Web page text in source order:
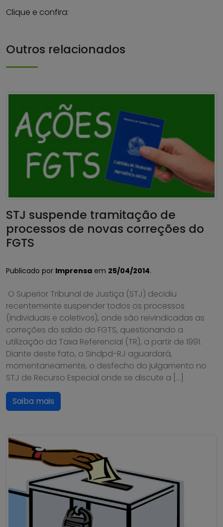
Clique e confira:
Outros relacionados
STJ suspende tramitação de
processos de novas correções do
FGTS
Publicado por Imprensa em 25/04/2014.
O Superior Tribunal de Justiça (STJ) decidiu
recentemente suspender todos os processos
(individuais e coletivos), onde são reivindicadas as
correções do saldo do FGTS, questionando a
utilização da Taxa Referencial (TR), a partir de 1991.
Diante deste fato, o Sindpd-RJ aguardará,
momentaneamente, o desfecho do julgamento no
STJ de Recurso Especial onde se discute a […]
Saiba mais